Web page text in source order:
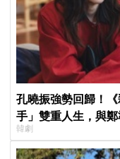
孔曉振強勢回歸！
手」雙重人生，與
韓劇